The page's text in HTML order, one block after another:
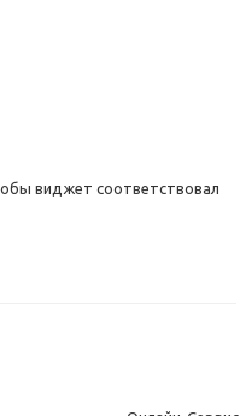
виджет соответствовал